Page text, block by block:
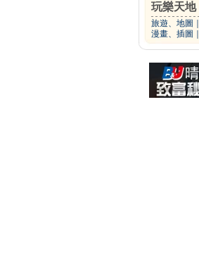
玩樂天地
旅遊、地圖
漫畫、插圖